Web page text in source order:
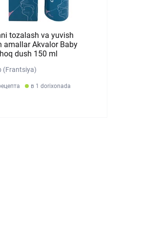
tozalash va yuvish
amallar Akvalor Baby
dush 150 ml
(Frantsiya)
в 1 dorixonada